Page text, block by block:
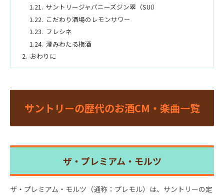
サントリージャパニーズジン翠（SUI）
こだわり酒場のレモンサワー
フレシネ
澄みわたる梅酒
おわりに
サントリーの歴代のお酒CM・楽曲一覧
ザ・プレミアム・モルツ
ザ・プレミアム・モルツ（通称：プレモル）は、サントリーの定